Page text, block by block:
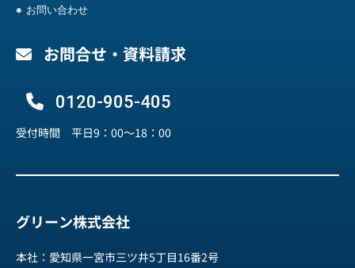
お問い合わせ
お問合せ・資料請求
0120-905-405
受付時間 平日9：00～18：00
グリーン株式会社
本社：愛知県一宮市三ツ井5丁目16番2号